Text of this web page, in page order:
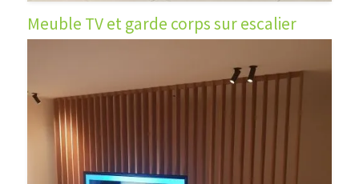
Meuble TV et garde corps sur escalier